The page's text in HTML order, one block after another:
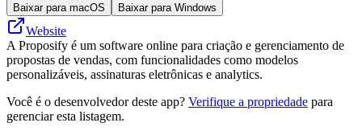
Baixar para macOS Baixar para Windows
Website
A Proposify é um software online para criação e gerenciamento de
propostas de vendas, com funcionalidades como modelos
personalizáveis, assinaturas eletrônicas e analytics.
Você é o desenvolvedor deste app? Verifique a propriedade para
gerenciar esta listagem.